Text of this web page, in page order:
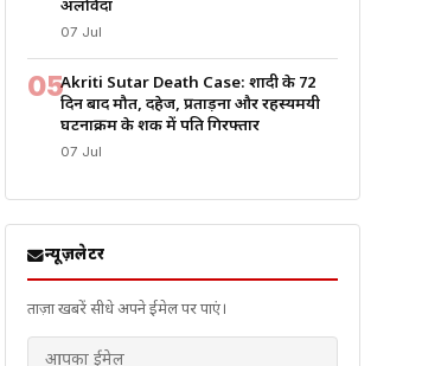
अलविदा
07 Jul
05Akriti Sutar Death Case: शादी के 72
दिन बाद मौत, दहेज, प्रताड़ना और रहस्यमयी
घटनाक्रम के शक में पति गिरफ्तार
07 Jul
न्यूज़लेटर
ताज़ा खबरें सीधे अपने ईमेल पर पाएं।